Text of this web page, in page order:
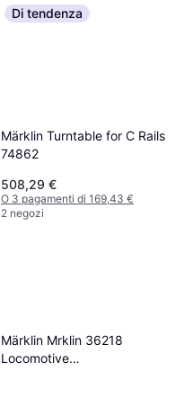
Di tendenza
Märklin Turntable for C Rails
74862
508,29 €
O 3 pagamenti di 169,43 €
2 negozi
Märklin Mrklin 36218
Locomotive